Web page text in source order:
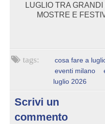
LUGLIO TRA
MOSTRE E
cosa fare a
eventi milano
luglio 2026
Scrivi un
commento